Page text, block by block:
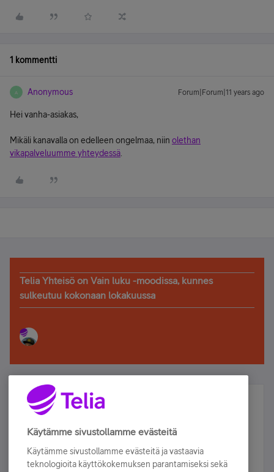
1 kommentti
A Anonymous Forum|Forum|11 years ago
Hei vanha-asiakas,
Mikäli kanavalla on edelleen ongelmaa, niin olethan
vikapalveluumme yhteydessä
Telia Yhteisö on Vain luku -moodissa, kunnes
sulkeutuu kokonaan lokakuussa
Älä jää paitsi – osallistu ja voita!
Tilaa Telian uutiskirje ja olet mukana arvonnassa.
sähköpostiisi.
Käytämme sivustollamme evästeitä
Käytämme sivustollamme evästeitä ja vastaavia
teknologioita käyttökokemuksen parantamiseksi sekä